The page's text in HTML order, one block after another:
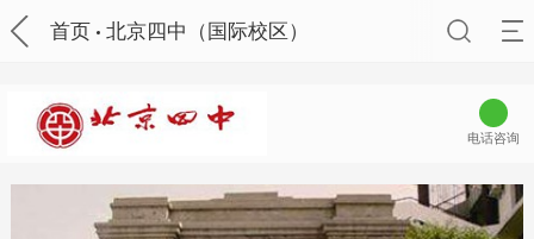
首页 北京四中（国际校区）
电话咨询